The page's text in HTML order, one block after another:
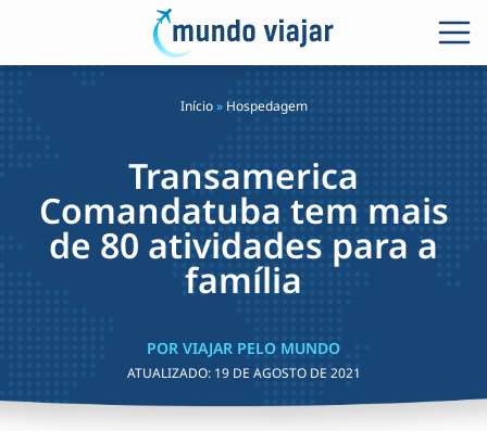
Início» Hospedagem
Transamerica
Comandatuba tem mais
de 80 atividades para a
família
POR VIAJAR PELO MUNDO
ATUALIZADO: 19 DE AGOSTO DE 2021